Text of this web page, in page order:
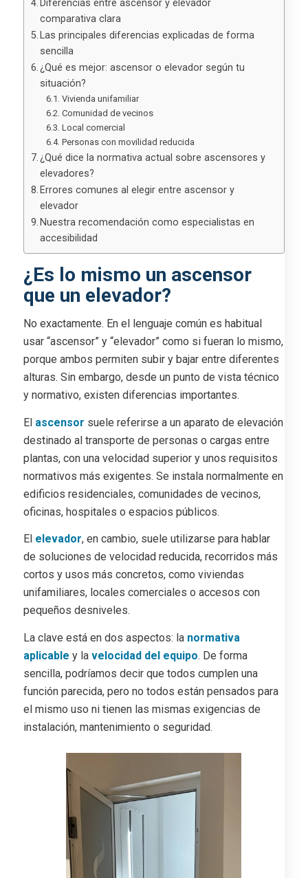
Diferencias entre ascensor y elevador
comparativa clara
Las principales diferencias explicadas de forma
sencilla
¿Qué es mejor: ascensor o elevador según tu
situación?
Vivienda unifamiliar
Comunidad de vecinos
Local comercial
Personas con movilidad reducida
¿Qué dice la normativa actual sobre ascensores y
elevadores?
Errores comunes al elegir entre ascensor y
elevador
Nuestra recomendación como especialistas en
accesibilidad
¿Es lo mismo un ascensor
que un elevador?
No exactamente. En el lenguaje común es habitual
usar “ascensor” y “elevador” como si fueran lo mismo,
porque ambos permiten subir y bajar entre diferentes
alturas. Sin embargo, desde un punto de vista técnico
y normativo, existen diferencias importantes.
El ascensor suele referirse a un aparato de elevación
destinado al transporte de personas o cargas entre
plantas, con una velocidad superior y unos requisitos
normativos más exigentes. Se instala normalmente en
edificios residenciales, comunidades de vecinos,
oficinas, hospitales o espacios públicos.
El elevador, en cambio, suele utilizarse para hablar
de soluciones de velocidad reducida, recorridos más
cortos y usos más concretos, como viviendas
unifamiliares, locales comerciales o accesos con
pequeños desniveles.
La clave está en dos aspectos: la normativa
aplicable y la velocidad del equipo. De forma
sencilla, podríamos decir que todos cumplen una
función parecida, pero no todos están pensados para
el mismo uso ni tienen las mismas exigencias de
instalación, mantenimiento o seguridad.